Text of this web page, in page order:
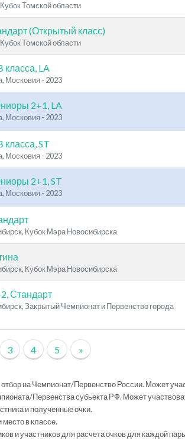
Томской области
(Открытый класс)
Томской области
LA
Московия - 2023
2+1, LA
Московия - 2023
ST
Московия - 2023
2+1, ST
Московия - 2023
Кубок Мэра Новосибирска
Кубок Мэра Новосибирска
Стандарт
Закрытый Чемпионат и Первенство города
3 4 5 »
на Чемпионат/Первенство России. Может
Первенства субьекта РФ. Может
и полученные очки.
в классе.
и участников для расчета очков для каждой